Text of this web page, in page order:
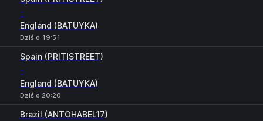
-
England (BATUYKA)
Dziś o 19:51
Spain (PRITISTREET)
-
England (BATUYKA)
Dziś o 20:20
Brazil (ANTOHABEL17)